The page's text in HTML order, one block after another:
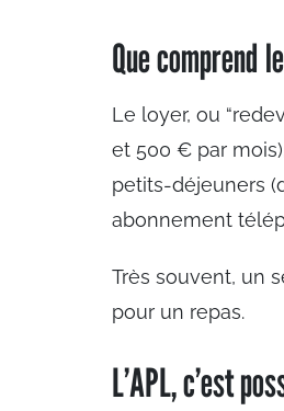
Que comprend
Le loyer, ou
et 500 € par
petits-déjeuners
abonnement
Très souvent, un
pour un repas.
L’APL, c’est